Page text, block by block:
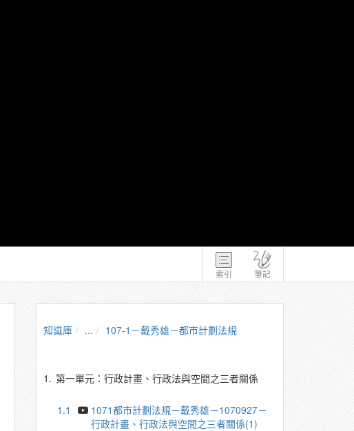
索引 筆記
知識庫 ... 107-1－戴秀雄－都市計劃法規
1. 第一單元：行政計畫、行政法與空間之三者關係
1.1
1071都市計劃法規－戴秀雄－1070927－
行政計畫、行政法與空間之三者關係(1)